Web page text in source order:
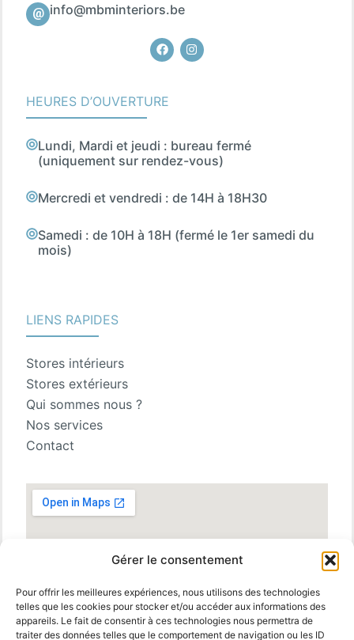
Gérer le consentement
Pour offrir les meilleures expériences, nous utilisons des technologies
telles que les cookies pour stocker et/ou accéder aux informations des
appareils. Le fait de consentir à ces technologies nous permettra de
traiter des données telles que le comportement de navigation ou les ID
info@mbminteriors.be
FacebookInstagram
HEURES D’OUVERTURE
Lundi, Mardi et jeudi : bureau fermé
(uniquement sur rendez-vous)
Mercredi et vendredi : de 14H à 18H30
Samedi : de 10H à 18H (fermé le 1er samedi du
mois)
LIENS RAPIDES
Stores intérieurs
Stores extérieurs
Qui sommes nous ?
Nos services
Contact